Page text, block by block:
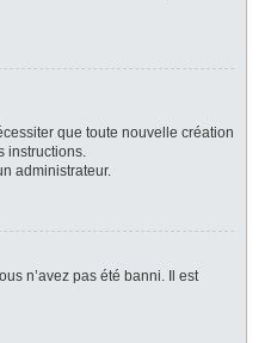
que toute nouvelle création
instructions.
administrateur.
n’avez pas été banni. Il est